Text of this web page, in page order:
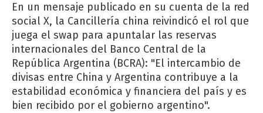
En un mensaje publicado en su cuenta de la red
social X, la Cancillería china reivindicó el rol que
juega el swap para apuntalar las reservas
internacionales del Banco Central de la
República Argentina (BCRA): "El intercambio de
divisas entre China y Argentina contribuye a la
estabilidad económica y financiera del país y es
bien recibido por el gobierno argentino".